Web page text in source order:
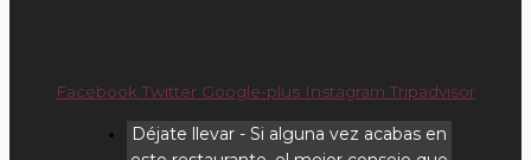
Facebook Twitter Google-plus Instagram Tripadvisor
Déjate llevar - Si alguna vez acabas en